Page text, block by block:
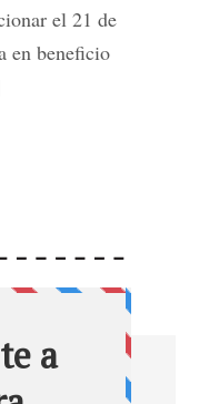
el 21 de
en beneficio